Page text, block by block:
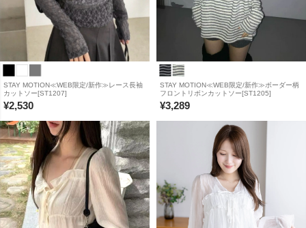
STAY MOTION≪WEB限定/新作≫レース長袖
カットソー[ST1207]
¥2,530
STAY MOTION≪WEB限定/新作≫ボーダー柄
フロントリボンカットソー[ST1205]
¥3,289